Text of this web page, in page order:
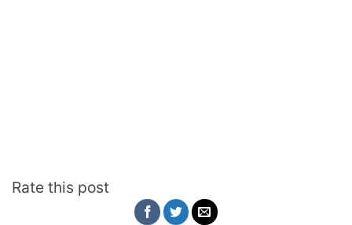
Rate this post